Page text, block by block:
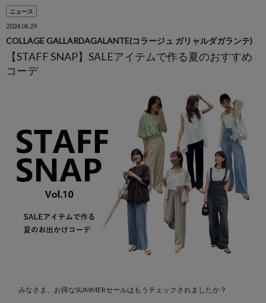
ニュース
2024.06.29
COLLAGE GALLARDAGALANTE(コラージュ ガリャルダガランテ)
【STAFF SNAP】SALEアイテムで作る夏のおすすめ
コーデ
みなさま、お得なSUMMERセールはもうチェックされましたか？